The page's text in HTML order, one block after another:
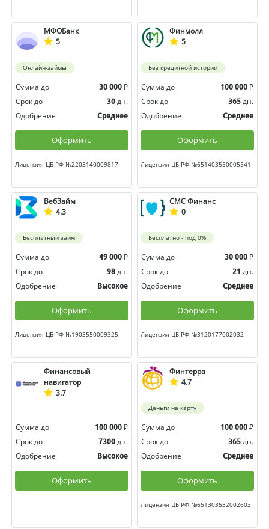
МФОБанк
5
Онлайн-займы
Сумма до 30 000 ₽
Срок до
30 дн.
Одобрение
Среднее
Оформить
Лицензия ЦБ РФ №2203140009817
Финмолл
5
Без кредитной истории
Сумма до 100 000 ₽
Срок до
365 дн.
Одобрение
Среднее
Оформить
Лицензия ЦБ РФ №651403550005541
ВебЗайм
4.3
Бесплатный займ
Сумма до 49 000 ₽
Срок до
98 дн.
Одобрение
Высокое
Оформить
Лицензия ЦБ РФ №1903550009325
СМС Финанс
0
Бесплатно - под 0%
Сумма до 30 000 ₽
Срок до
21 дн.
Одобрение
Среднее
Оформить
Лицензия ЦБ РФ №3120177002032
Финансовый
навигатор
3.7
Сумма до 100 000 ₽
Срок до
7300 дн.
Одобрение
Высокое
Оформить
Финтерра
4.7
Деньги на карту
Сумма до 100 000 ₽
Срок до
365 дн.
Одобрение
Среднее
Оформить
Лицензия ЦБ РФ №651303532002603